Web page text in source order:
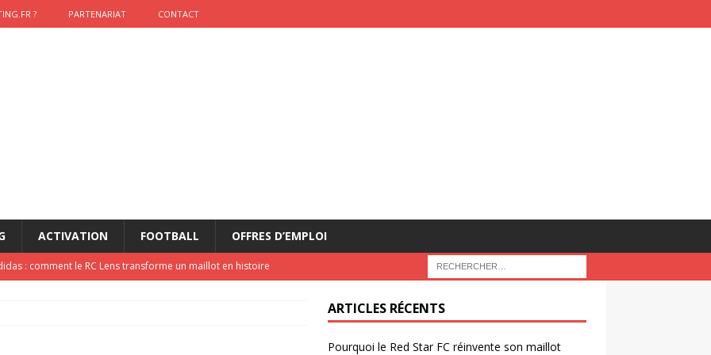
? PARTENARIAT CONTACT
ACTIVATION FOOTBALL OFFRES D’EMPLOI
: comment le RC Lens transforme un maillot en histoire
de Zinedine Zidane par adidas est de retour à
ARTICLES RÉCENTS
Pourquoi le Red Star FC réinvente son maillot